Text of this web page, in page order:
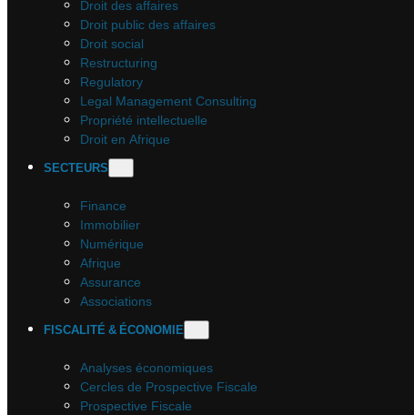
Droit des affaires
Droit public des affaires
Droit social
Restructuring
Regulatory
Legal Management Consulting
Propriété intellectuelle
Droit en Afrique
SECTEURS
Finance
Immobilier
Numérique
Afrique
Assurance
Associations
FISCALITÉ & ÉCONOMIE
Analyses économiques
Cercles de Prospective Fiscale
Prospective Fiscale